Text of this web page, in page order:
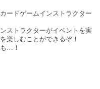
ードゲームインストラクター
ストラクターがイベントを実
楽しむことができるぞ！
…！